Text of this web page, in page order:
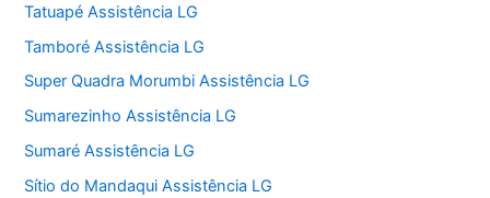
Tatuapé Assistência LG
Tamboré Assistência LG
Super Quadra Morumbi Assistência LG
Sumarezinho Assistência LG
Sumaré Assistência LG
Sítio do Mandaqui Assistência LG